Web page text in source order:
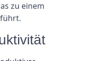
zu einem